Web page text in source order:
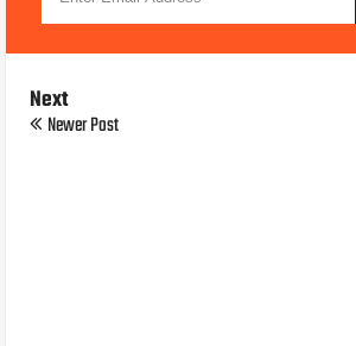
Next
Newer Post